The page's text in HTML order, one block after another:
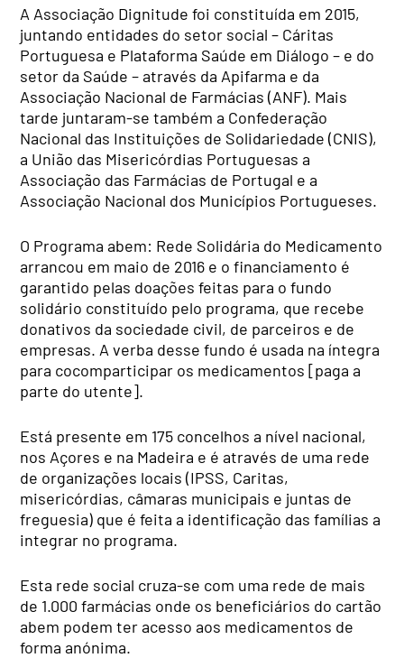
A Associação Dignitude foi constituída em 2015,
juntando entidades do setor social – Cáritas
Portuguesa e Plataforma Saúde em Diálogo – e do
setor da Saúde – através da Apifarma e da
Associação Nacional de Farmácias (ANF). Mais
tarde juntaram-se também a Confederação
Nacional das Instituições de Solidariedade (CNIS),
a União das Misericórdias Portuguesas a
Associação das Farmácias de Portugal e a
Associação Nacional dos Municípios Portugueses.
O Programa abem: Rede Solidária do Medicamento
arrancou em maio de 2016 e o financiamento é
garantido pelas doações feitas para o fundo
solidário constituído pelo programa, que recebe
donativos da sociedade civil, de parceiros e de
empresas. A verba desse fundo é usada na íntegra
para cocomparticipar os medicamentos [paga a
parte do utente].
Está presente em 175 concelhos a nível nacional,
nos Açores e na Madeira e é através de uma rede
de organizações locais (IPSS, Caritas,
misericórdias, câmaras municipais e juntas de
freguesia) que é feita a identificação das famílias a
integrar no programa.
Esta rede social cruza-se com uma rede de mais
de 1.000 farmácias onde os beneficiários do cartão
abem podem ter acesso aos medicamentos de
forma anónima.